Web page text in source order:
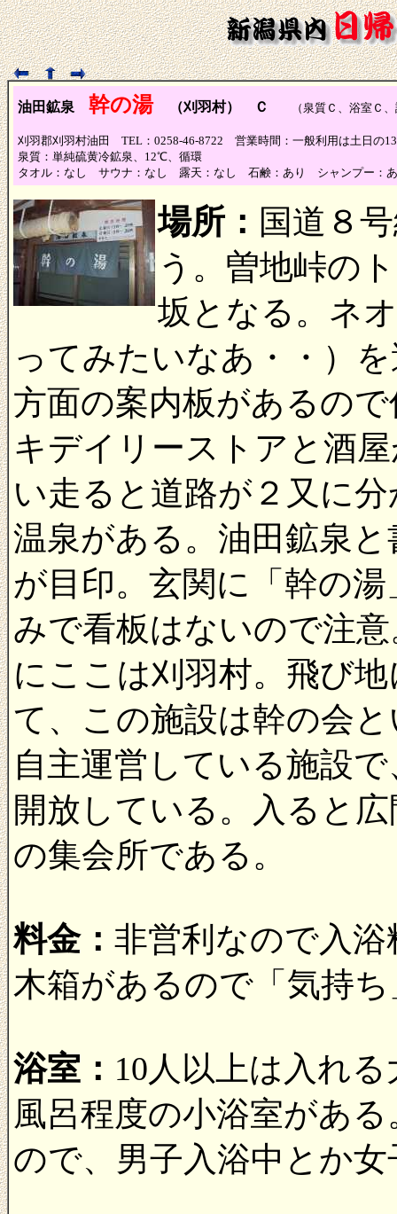
油田鉱泉 幹の湯 （刈羽村） Ｃ （泉質Ｃ、浴室Ｃ、
刈羽郡刈羽村油田 TEL：0258-46-8722 営業時間：一般利用は土日の
泉質：単純硫黄冷鉱泉、12℃、循環
タオル：なし サウナ：なし 露天：なし 石鹸：あり シャンプー：
場所： 国道８
う。曽地峠の
坂となる。ネ
ってみたいなあ・・）
方面の案内板があるの
キデイリーストアと酒
い走ると道路が２又に
温泉がある。油田鉱泉
が目印。玄関に「幹の
みで看板はないので注
にここは刈羽村。飛び
て、この施設は幹の会
自主運営している施設
開放している。入ると
の集会所である。
料金： 非営利なので入
木箱があるので「気持
浴室： 10人以上は入れ
風呂程度の小浴室があ
ので、男子入浴中とか